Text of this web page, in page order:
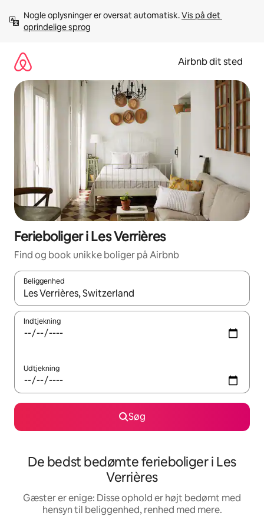
videre
Nogle oplysninger er oversat automatisk. Vis på det
oprindelige sprog
Airbnb dit sted
Ferieboliger i Les Verrières
Find og book unikke boliger på Airbnb
Beliggenhed
Når resultaterne er tilgængelige, skal du navigere med
Indtjekning
Udtjekning
Søg
De bedst bedømte ferieboliger i Les
Verrières
Gæster er enige: Disse ophold er højt bedømt med
hensyn til beliggenhed, renhed med mere.